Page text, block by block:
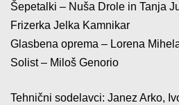
Šepetalki – Nuša Drole in Tanja
Frizerka Jelka Kamnikar
Glasbena oprema – Lorena
Solist – Miloš Genorio
Tehnični sodelavci: Janez Arko,